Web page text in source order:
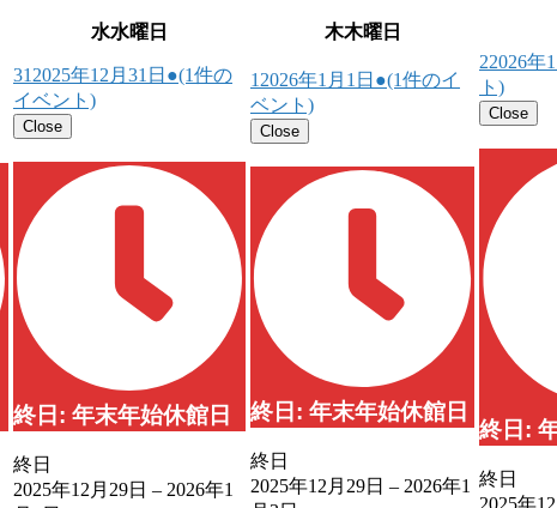
水水曜日 木木曜日
31 2025年12月31日 ●(1件の
イベント)
Close
終日: 年末年始休館日
終日
2025年12月29日 – 2026年1
1 2026年1月1日 ●(1件のイ
ベント)
Close
終日: 年末年始休館日
終日
2025年12月29日 – 2026年1
22026年
ト)
Close
終日:
終日